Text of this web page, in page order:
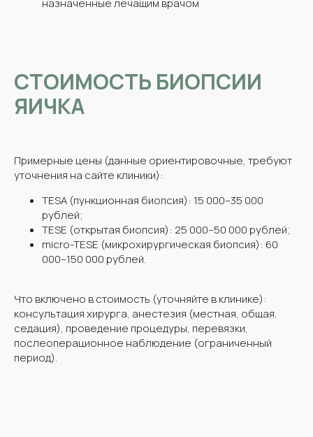
назначенные лечащим врачом
СТОИМОСТЬ БИОПСИИ
ЯИЧКА
Примерные цены (данные ориентировочные, требуют
уточнения на сайте клиники):
TESA (пункционная биопсия): 15 000–35 000
рублей;
TESE (открытая биопсия): 25 000–50 000 рублей;
micro-TESE (микрохирургическая биопсия): 60
000–150 000 рублей.
Что включено в стоимость (уточняйте в клинике):
консультация хирурга, анестезия (местная, общая,
седация), проведение процедуры, перевязки,
послеоперационное наблюдение (ограниченный
период).